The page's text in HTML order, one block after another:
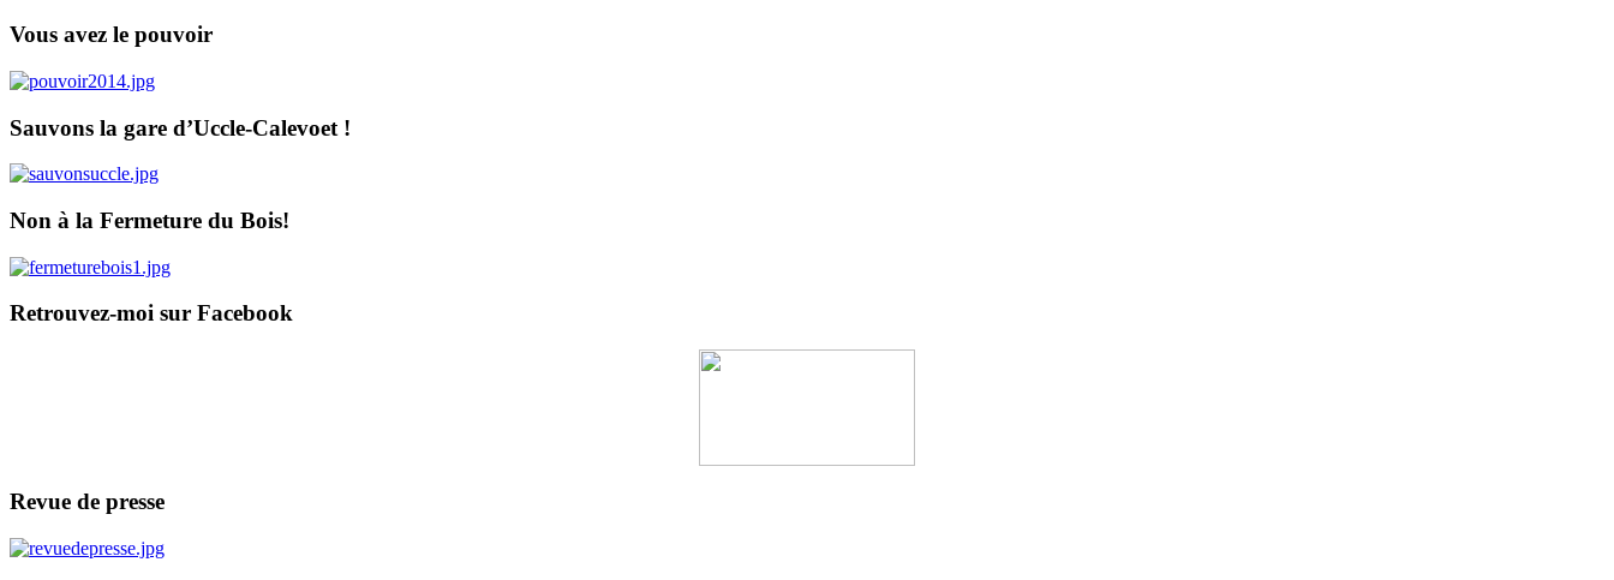
Vous avez le pouvoir
Sauvons la gare d’Uccle-Calevoet !
Non à la Fermeture du Bois!
Retrouvez-moi sur Facebook
Revue de presse